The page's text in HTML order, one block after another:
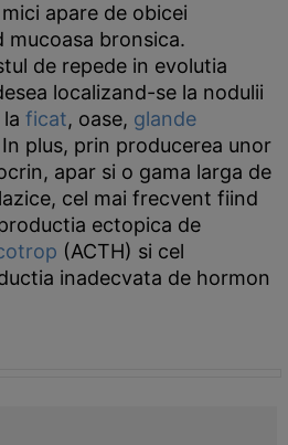
apare de obicei
bronsica.
de repede in evolutia
localizand-se la nodulii
ficat, oase, glande
plus, prin producerea unor
apar si o gama larga de
cel mai frecvent fiind
ectopica de
(ACTH) si cel
inadecvata de hormon